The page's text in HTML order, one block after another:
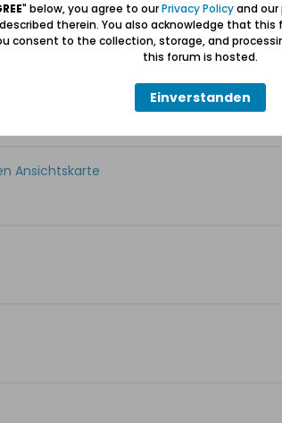
Ansichtskarte
" below, you agree to ourPrivacy Policyand our
therein. You also acknowledge that
consent to the collection, storage, and
this forum is hosted.
Einverstanden